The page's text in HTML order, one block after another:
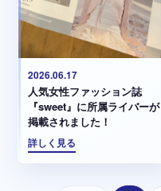
2026.06.17
人気女性ファッション誌
『sweet』に所属ライバーが
掲載されました！
詳しく見る